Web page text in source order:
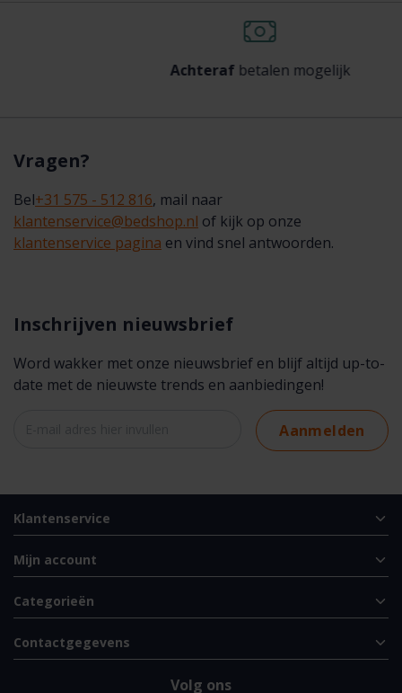
Achterafbetalen mogelijk
Vragen?
Bel+31 575 - 512 816, mail naar
klantenservice@bedshop.nl of kijk op onze
klantenservice pagina en vind snel antwoorden.
Inschrijven nieuwsbrief
Word wakker met onze nieuwsbrief en blijf altijd up-to-
date met de nieuwste trends en aanbiedingen!
Aanmelden
Klantenservice
Mijn account
Categorieën
Contactgegevens
Volg ons